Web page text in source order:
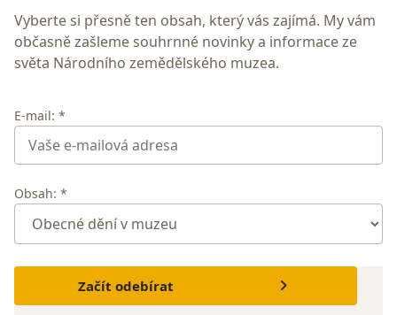
Vyberte si přesně ten obsah, který vás zajímá. My vám
občasně zašleme souhrnné novinky a informace ze
světa Národního zemědělského muzea.
E-mail: *
Obsah: *
Začít odebírat